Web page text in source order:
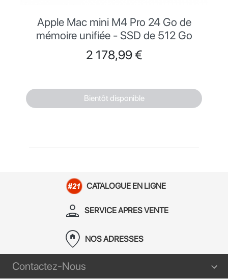
Apple Mac mini M4 Pro 24 Go de
mémoire unifiée - SSD de 512 Go
Prix
2 178,99 €
Bientôt disponible
CATALOGUE EN LIGNE
person_apron SERVICE APRES VENTE
home_pin NOS ADRESSES
Contactez-Nous